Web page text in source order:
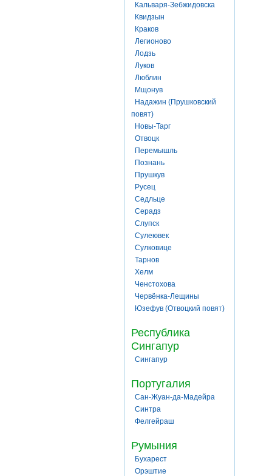
Кальваря-Зебжидовска
Квидзын
Краков
Легионово
Лодзь
Луков
Люблин
Мщонув
Надажин (Прушковский
повят)
Новы-Тарг
Отвоцк
Перемышль
Познань
Прушкув
Русец
Седльце
Серадз
Слупск
Сулеювек
Сулковице
Тарнов
Хелм
Ченстохова
Червёнка-Лещины
Юзефув (Отвоцкий повят)
Республика
Сингапур
Сингапур
Португалия
Сан-Жуан-да-Мадейра
Синтра
Фелгейраш
Румыния
Бухарест
Орэштие